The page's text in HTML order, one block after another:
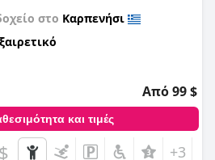
στο Καρπενήσι
Από 99 $
και τιμές
$ +3